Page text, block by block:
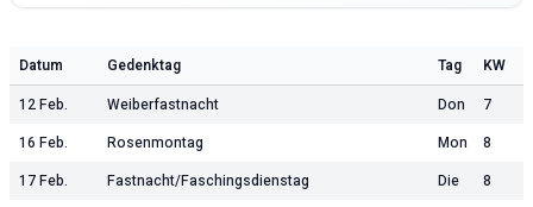
Datum Gedenktag Tag
KW
12 Feb.
Weiberfastnacht Don
7
16 Feb.
Rosenmontag Mon
8
17 Feb.
Fastnacht/Faschingsdienstag Die
8